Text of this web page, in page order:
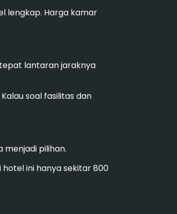
lengkap. Harga kamar
lantaran jaraknya
soal fasilitas dan
menjadi pilihan.
ini hanya sekitar 800